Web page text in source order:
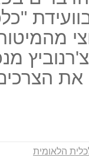
הלאומית